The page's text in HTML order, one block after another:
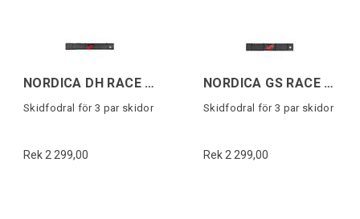
NORDICA DH RACE SKI BAG 3 PAIR Svart/Röd
Skidfodral för 3 par skidor
Rek 2 299,00
NORDICA GS RACE SKI BAG 3 PAIR Svart/Röd
Skidfodral för 3 par skidor
Rek 2 299,00